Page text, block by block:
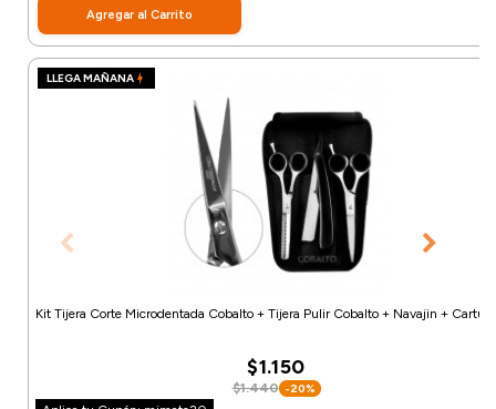
Agregar al Carrito
LLEGA MAÑANA
Kit Tijera Corte Microdentada Cobalto + Tijera Pulir Cobalto + Navajin +
$1.150
$1.440 -20%